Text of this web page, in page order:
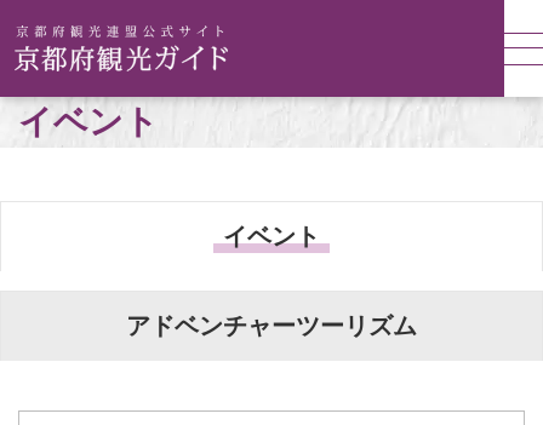
イベント
イベント
アドベンチャーツーリズム